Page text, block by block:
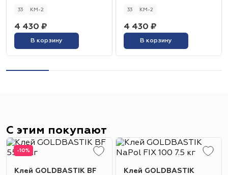
33 КМ-2
4 430 ₽
В корзину
33 КМ-2
4 430 ₽
В корзину
С этим покупают
-10%
Клей GOLDBASTIK BF
Клей GOLDBASTIK